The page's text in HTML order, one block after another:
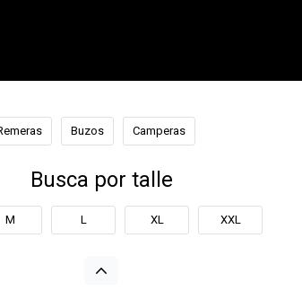
Buzos Camperas
Busca por talle
M L XL XXL